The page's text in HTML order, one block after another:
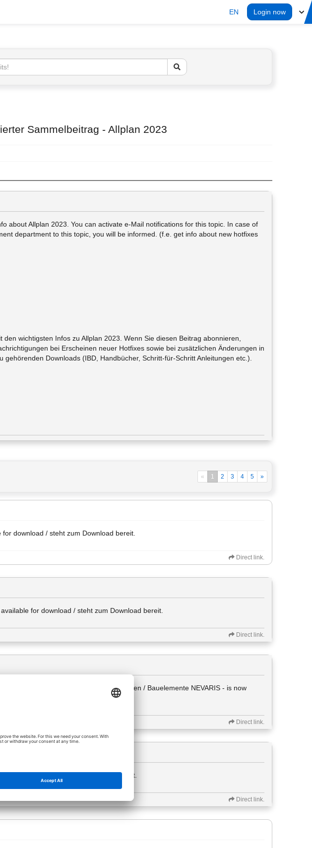
EN Login now
Sammelbeitrag - Allplan 2023
about Allplan 2023. You can activate e-Mail notifications for this topic. In case of
department to this topic, you will be informed. (f.e. get info about new hotfixes
wichtigsten Infos zu Allplan 2023. Wenn Sie diesen Beitrag abonnieren,
bei Erscheinen neuer Hotfixes sowie bei zusätzlichen Änderungen in
gehörenden Downloads (IBD, Handbücher, Schritt-für-Schritt Anleitungen etc.).
« 1 2 3 4 5 »
download / steht zum Download bereit.
Direct link.
for download / steht zum Download bereit.
Direct link.
- Planungsdaten / Umbau - Planungsdaten / Bauelemente NEVARIS - is now
bereit.
Direct link.
for download / steht zum Download bereit.
Direct link.